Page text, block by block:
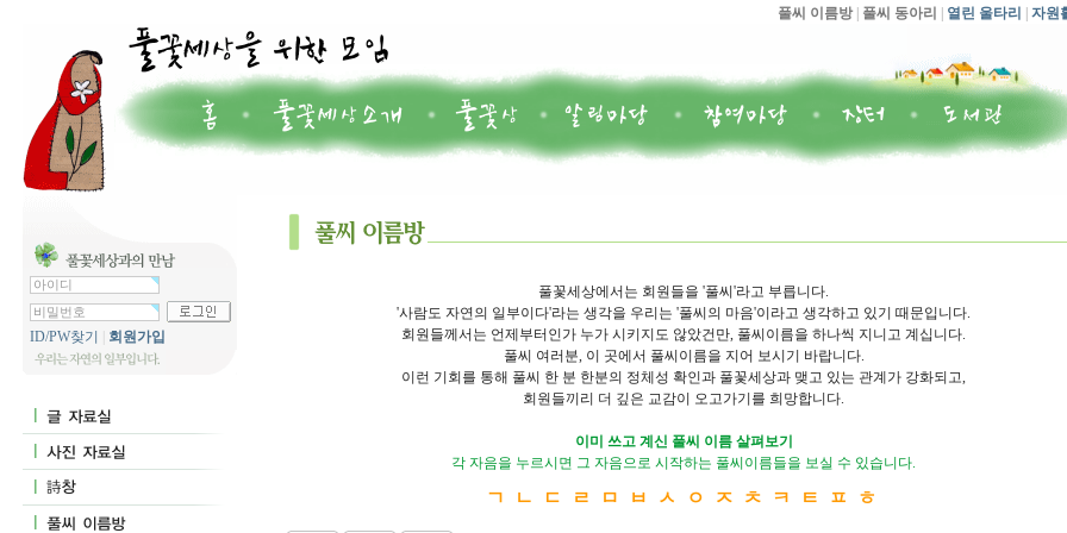
풀씨 이름방 풀씨 동아리 열린 울타리 자원
ID/PW찾기 회원가입
풀꽃세상에서는 회원들을 '풀씨'라고 부릅니다.
'사람도 자연의 일부이다'라는 생각을 우리는 '풀씨의 마음'이라고 생각하고 있기 때문입니다.
회원들께서는 언제부터인가 누가 시키지도 않았건만, 풀씨이름을 하나씩 지니고 계십니다.
풀씨 여러분, 이 곳에서 풀씨이름을 지어 보시기 바랍니다.
이런 기회를 통해 풀씨 한 분 한분의 정체성 확인과 풀꽃세상과 맺고 있는 관계가 강화되고,
회원들끼리 더 깊은 교감이 오고가기를 희망합니다.
이미 쓰고 계신 풀씨 이름 살펴보기
각 자음을 누르시면 그 자음으로 시작하는 풀씨이름들을 보실 수 있습니다.
ㄱ ㄴ ㄷ ㄹ ㅁ ㅂ ㅅ ㅇ ㅈ ㅊ ㅋ ㅌ ㅍ ㅎ